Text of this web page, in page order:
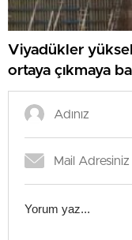
Viyadükler
ortaya çıkmaya